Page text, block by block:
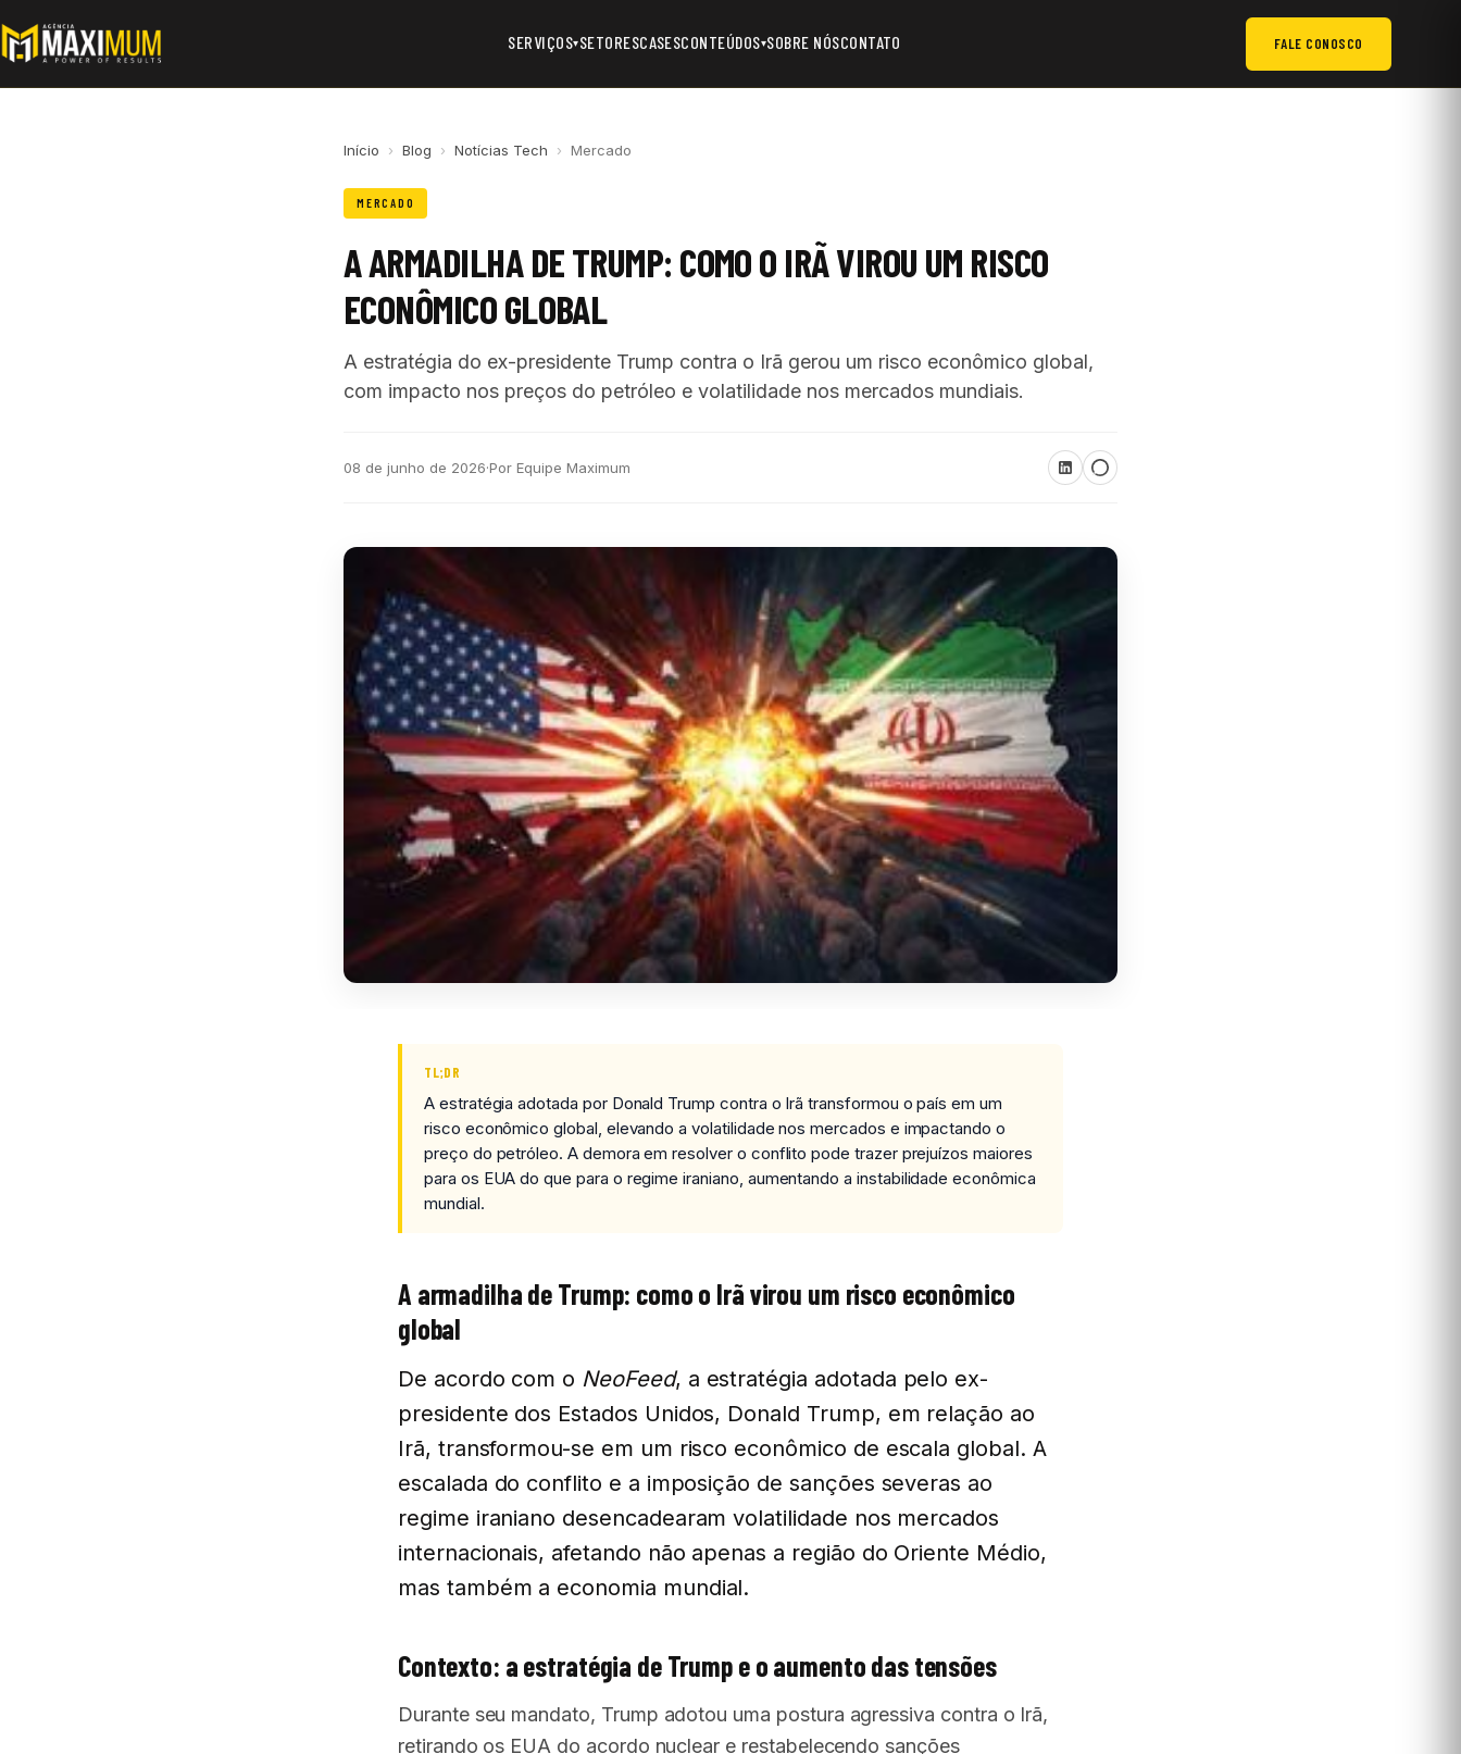
SERVIÇOS▾SETORESCASESCONTEÚDOS▾SOBRE NÓSCONTATO FALE CONOSCO
Início › Blog › Notícias Tech › Mercado
MERCADO
A ARMADILHA DE TRUMP: COMO O IRÃ VIROU UM RISCO
ECONÔMICO GLOBAL
A estratégia do ex-presidente Trump contra o Irã gerou um risco econômico global,
com impacto nos preços do petróleo e volatilidade nos mercados mundiais.
08 de junho de 2026·Por Equipe Maximum
TL;DR
A estratégia adotada por Donald Trump contra o Irã transformou o país em um
risco econômico global, elevando a volatilidade nos mercados e impactando o
preço do petróleo. A demora em resolver o conflito pode trazer prejuízos maiores
para os EUA do que para o regime iraniano, aumentando a instabilidade econômica
mundial.
A armadilha de Trump: como o Irã virou um risco econômico
global
De acordo com o NeoFeed, a estratégia adotada pelo ex-
presidente dos Estados Unidos, Donald Trump, em relação ao
Irã, transformou-se em um risco econômico de escala global. A
escalada do conflito e a imposição de sanções severas ao
regime iraniano desencadearam volatilidade nos mercados
internacionais, afetando não apenas a região do Oriente Médio,
mas também a economia mundial.
Contexto: a estratégia de Trump e o aumento das tensões
Durante seu mandato, Trump adotou uma postura agressiva contra o Irã,
retirando os EUA do acordo nuclear e restabelecendo sanções